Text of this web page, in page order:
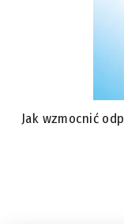
Jak wzmocnić